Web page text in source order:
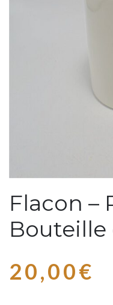
Flacon –
Bouteille
20,00€